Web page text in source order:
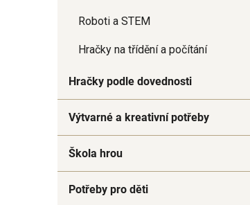
Roboti a STEM
Hračky na třídění a počítání
Hračky podle dovednosti
Výtvarné a kreativní potřeby
Škola hrou
Potřeby pro děti